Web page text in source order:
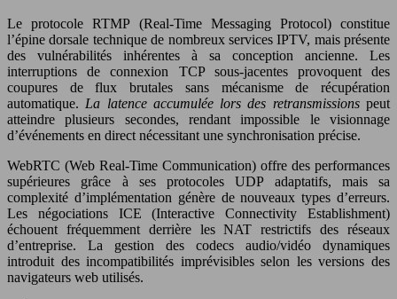
Le protocole RTMP (Real-Time Messaging Protocol) constitue
l’épine dorsale technique de nombreux services IPTV, mais présente
des vulnérabilités inhérentes à sa conception ancienne. Les
interruptions de connexion TCP sous-jacentes provoquent des
coupures de flux brutales sans mécanisme de récupération
automatique. La latence accumulée lors des retransmissionspeut
atteindre plusieurs secondes, rendant impossible le visionnage
d’événements en direct nécessitant une synchronisation précise.
WebRTC (Web Real-Time Communication) offre des performances
supérieures grâce à ses protocoles UDP adaptatifs, mais sa
complexité d’implémentation génère de nouveaux types d’erreurs.
Les négociations ICE (Interactive Connectivity Establishment)
échouent fréquemment derrière les NAT restrictifs des réseaux
d’entreprise. La gestion des codecs audio/vidéo dynamiques
introduit des incompatibilités imprévisibles selon les versions des
navigateurs web utilisés.